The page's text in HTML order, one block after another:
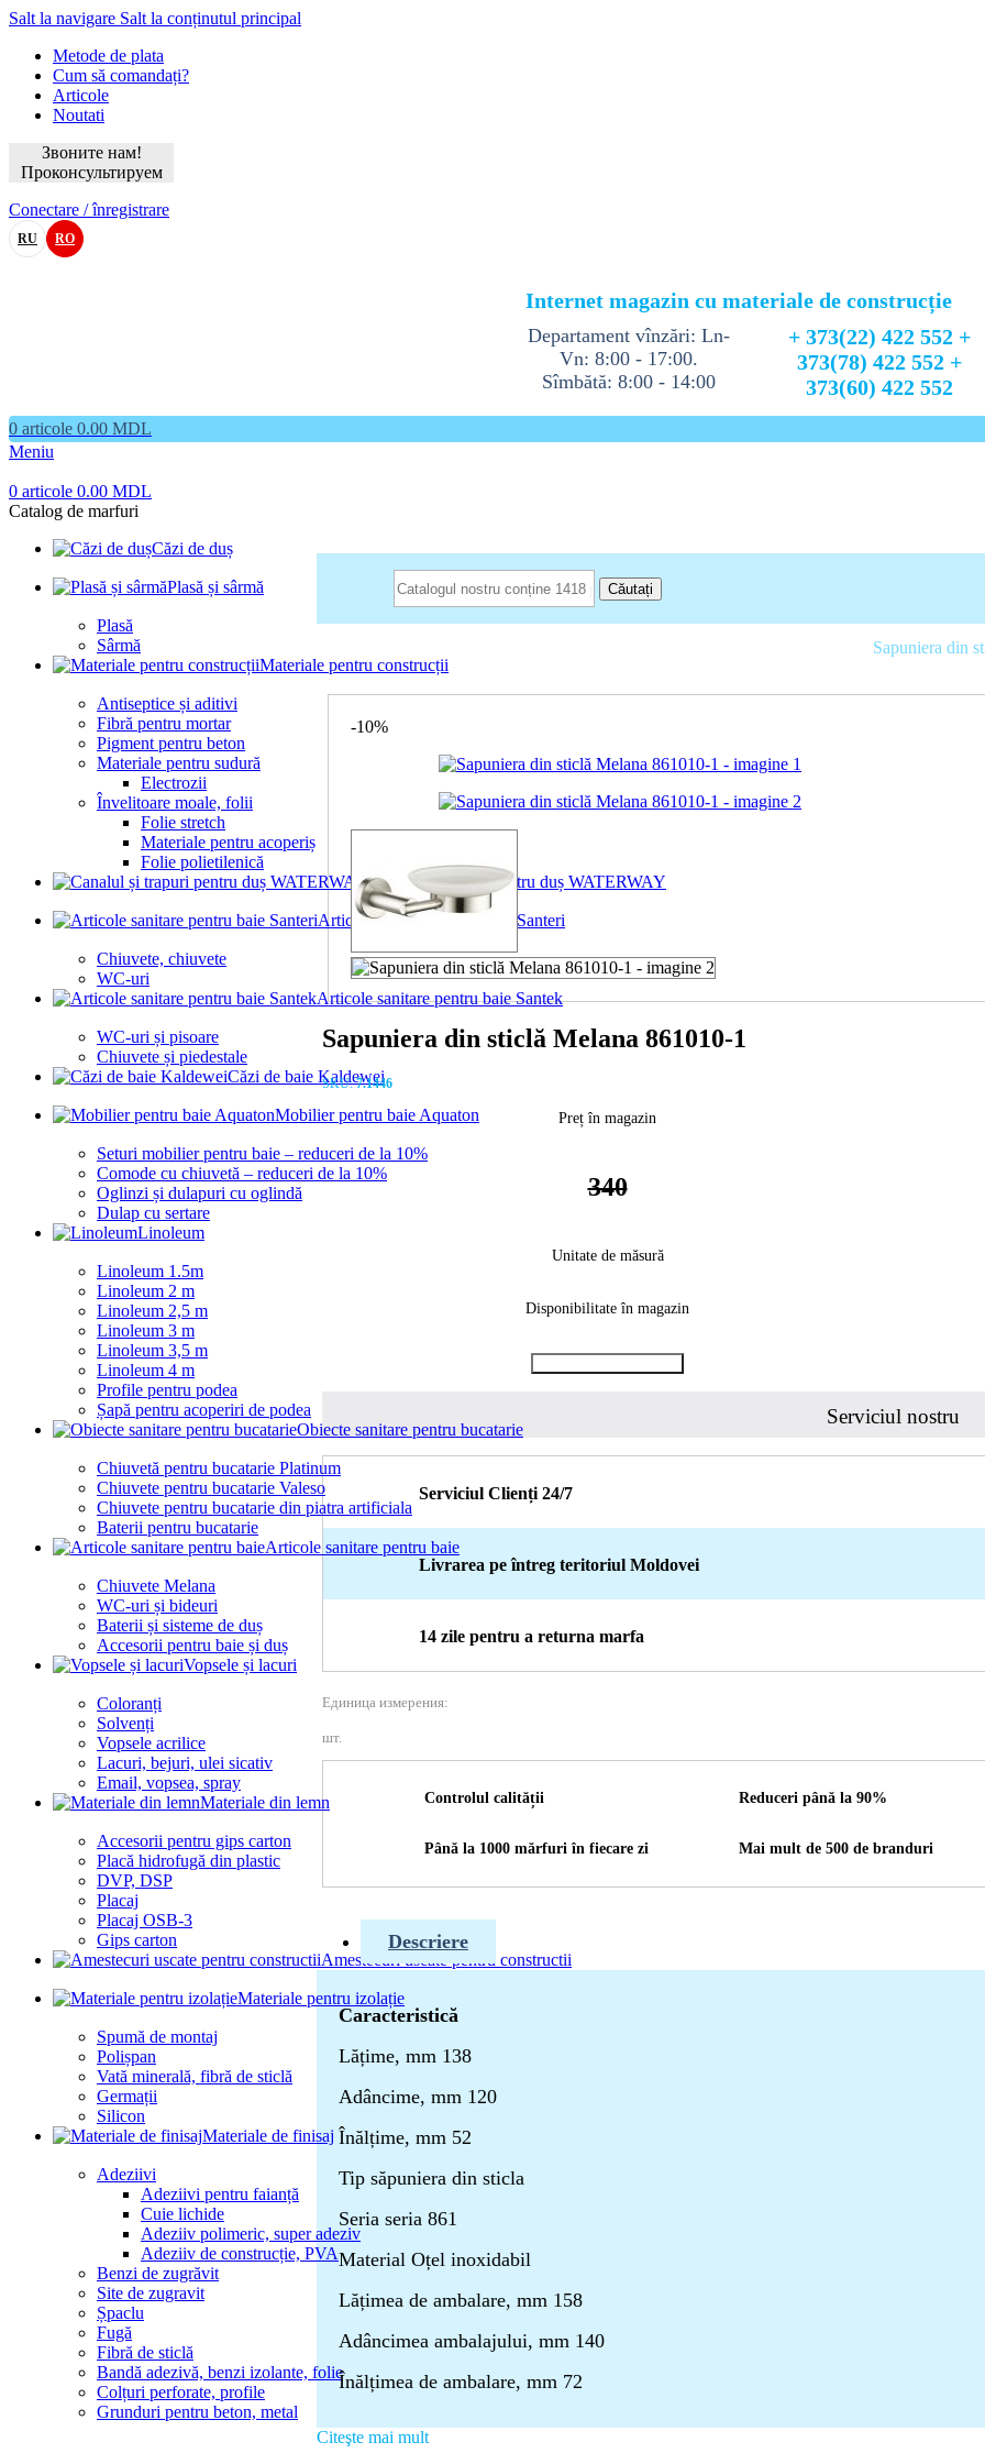
Salt la navigare Salt la conținutul principal
Metode de plata
Cum să comandați?
Articole
Noutati
Звоните нам!
Проконсультируем
Conectare / înregistrare
RU RO
Internet magazin cu materiale de construcție
Departament vînzări: Ln-
Vn: 8:00 - 17:00.
Sîmbătă: 8:00 - 14:00
+ 373(22) 422 552 +
373(78) 422 552 +
373(60) 422 552
0 articole 0.00 MDL
Meniu
0 articole 0.00 MDL
Catalog de marfuri
Căzi de duș
Plasă și sârmă
Plasă
Sârmă
Materiale pentru construcții
Antiseptice și aditivi
Fibră pentru mortar
Pigment pentru beton
Materiale pentru sudură
Electrozii
Învelitoare moale, folii
Folie stretch
Materiale pentru acoperiș
Folie polietilenică
Canalul și trapuri pentru duș WATERWAY
Articole sanitare pentru baie Santeri
Chiuvete, chiuvete
WC-uri
Articole sanitare pentru baie Santek
WC-uri și pisoare
Chiuvete și piedestale
Căzi de baie Kaldewei
Mobilier pentru baie Aquaton
Seturi mobilier pentru baie – reduceri de la 10%
Comode cu chiuvetă – reduceri de la 10%
Oglinzi și dulapuri cu oglindă
Dulap cu sertare
Linoleum
Linoleum 1.5m
Linoleum 2 m
Linoleum 2,5 m
Linoleum 3 m
Linoleum 3,5 m
Linoleum 4 m
Profile pentru podea
Șapă pentru acoperiri de podea
Obiecte sanitare pentru bucatarie
Chiuvetă pentru bucatarie Platinum
Chiuvete pentru bucatarie Valeso
Chiuvete pentru bucatarie din piatra artificiala
Baterii pentru bucatarie
Articole sanitare pentru baie
Chiuvete Melana
WC-uri și bideuri
Baterii și sisteme de duș
Accesorii pentru baie și duș
Vopsele și lacuri
Coloranți
Solvenți
Vopsele acrilice
Lacuri, bejuri, ulei sicativ
Email, vopsea, spray
Materiale din lemn
Accesorii pentru gips carton
Placă hidrofugă din plastic
DVP, DSP
Placaj
Placaj OSB-3
Gips carton
Amestecuri uscate pentru constructii
Materiale pentru izolație
Spumă de montaj
Polișpan
Vată minerală, fibră de sticlă
Germații
Silicon
Materiale de finisaj
Adeziivi
Adeziivi pentru faianță
Cuie lichide
Adeziiv polimeric, super adeziv
Adeziiv de construcție, PVA
Benzi de zugrăvit
Site de zugravit
Șpaclu
Fugă
Fibră de sticlă
Bandă adezivă, benzi izolante, folie
Colțuri perforate, profile
Grunduri pentru beton, metal
Căutați
Sapuniera din
-10%
Sapuniera din sticlă Melana 861010-1
SKU:7.1446
Preț în magazin
340
Unitate de măsură
Disponibilitate în magazin
Serviciul nostru
Serviciul Clienți 24/7
Livrarea pe întreg teritoriul Moldovei
14 zile pentru a returna marfa
Единица измерения:
шт.
Controlul calității Reduceri până la 90%
Până la 1000 mărfuri în fiecare zi Mai mult de 500 de branduri
Descriere
Caracteristică
Lățime, mm 138
Adâncime, mm 120
Înălțime, mm 52
Tip săpuniera din sticla
Seria seria 861
Material Oțel inoxidabil
Lățimea de ambalare, mm 158
Adâncimea ambalajului, mm 140
Înălțimea de ambalare, mm 72
Citeşte mai mult